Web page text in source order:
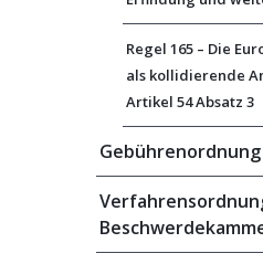
Regel 165 – Die
als kollidierende
Artikel 54 Absatz 3
Gebührenordnung